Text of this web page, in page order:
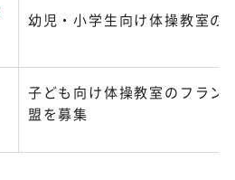
幼児・小学生向け体操教室の
子ども向け体操教室のフラン
盟を募集